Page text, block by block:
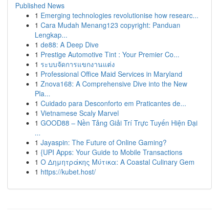
Published News
1 Emerging technologies revolutionise how researc...
1 Cara Mudah Menang123 copyright: Panduan
Lengkap...
1 de88: A Deep Dive
1 Prestige Automotive Tint : Your Premier Co...
1 ระบบจัดการแขกงานแต่ง
1 Professional Office Maid Services in Maryland
1 Znova168: A Comprehensive Dive into the New
Pla...
1 Cuidado para Desconforto em Praticantes de...
1 Vietnamese Scaly Marvel
1 GOOD88 – Nền Tảng Giải Trí Trực Tuyến Hiện Đại
...
1 Jayaspin: The Future of Online Gaming?
1 {UPI Apps: Your Guide to Mobile Transactions
1 Ο Δημητράκης Μύτικα: A Coastal Culinary Gem
1 https://kubet.host/